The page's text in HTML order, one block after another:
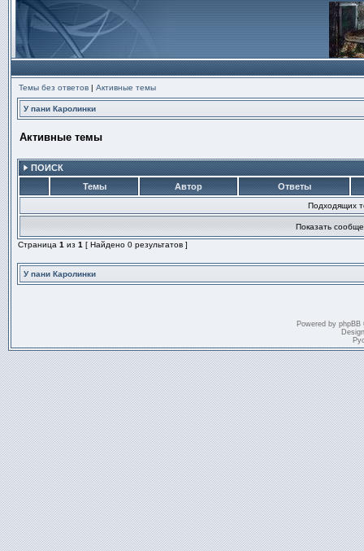
Темы без ответов | Активные темы
У пани Каролинки
Активные темы
ПОИСК
Темы
Автор Ответы
Подходящих
Показать
Страница 1 из 1 [ Найдено 0 результатов ]
У пани Каролинки
Powered by phpBB